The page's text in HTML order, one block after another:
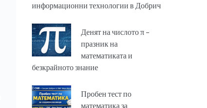
информационни технологии в Добрич
Денят на числото π –
празник на
математиката и
безкрайното знание
Пробен тест по
математика за